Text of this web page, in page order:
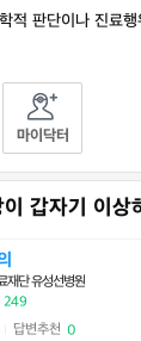
적 판단이나 진료
마이닥터
갑자기 이상
재단 유성선병원
249
답변추천 0